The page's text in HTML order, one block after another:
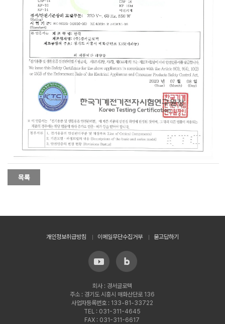
개인정보취급방침 이메일무단수집거부 묻고답하기
회사 : 경서글로텍
주소 : 경기도 시흥시 매화산단로 136
사업자등록번호 : 133-81-33722
TEL : 031-311-4645
FAX : 031-311-6617